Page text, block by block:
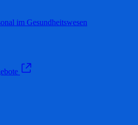
im Gesundheitswesen